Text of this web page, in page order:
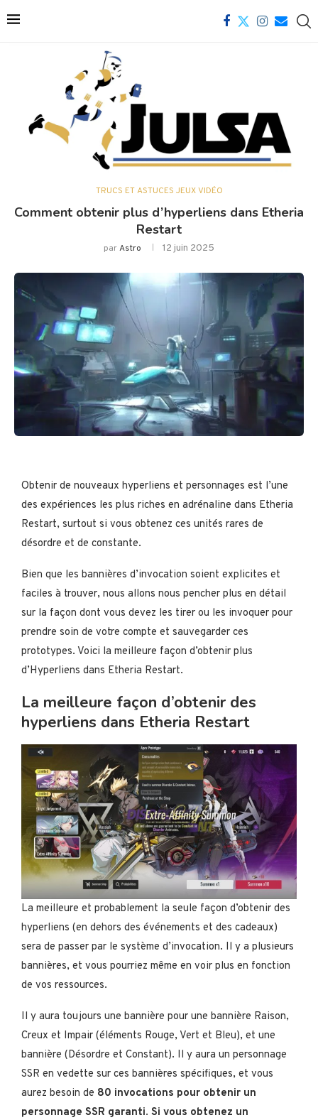
TRUCS ET ASTUCES JEUX VIDÉO
Comment obtenir plus d’hyperliens dans Etheria
Restart
parAstro 12 juin 2025
Obtenir de nouveaux hyperliens et personnages est l’une
des expériences les plus riches en adrénaline dans Etheria
Restart, surtout si vous obtenez ces unités rares de
désordre et de constante.
Bien que les bannières d’invocation soient explicites et
faciles à trouver, nous allons nous pencher plus en détail
sur la façon dont vous devez les tirer ou les invoquer pour
prendre soin de votre compte et sauvegarder ces
prototypes. Voici la meilleure façon d’obtenir plus
d’Hyperliens dans Etheria Restart.
La meilleure façon d’obtenir des
hyperliens dans Etheria Restart
La meilleure et probablement la seule façon d’obtenir des
hyperliens (en dehors des événements et des cadeaux)
sera de passer par le système d’invocation. Il y a plusieurs
bannières, et vous pourriez même en voir plus en fonction
de vos ressources.
Il y aura toujours une bannière pour une bannière Raison,
Creux et Impair (éléments Rouge, Vert et Bleu), et une
bannière (Désordre et Constant). Il y aura un personnage
SSR en vedette sur ces bannières spécifiques, et vous
aurez besoin de 80 invocations pour obtenir un
personnage SSR garanti. Si vous obtenez un